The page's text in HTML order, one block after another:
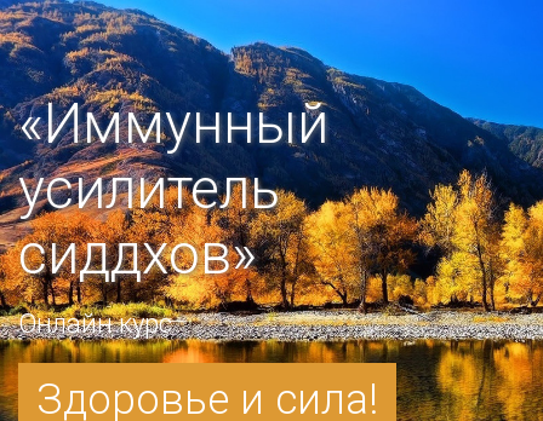
«Иммунный
усилитель
сиддхов»
Онлайн курс
Здоровье и сила!